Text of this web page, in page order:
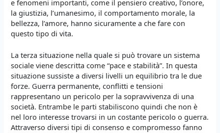
e fenomeni importanti, come il pensiero creativo, l’onore,
la giustizia, l’umanesimo, il comportamento morale, la
bellezza, l’amore, hanno sicuramente a che fare con
questo tipo di vita.
La terza situazione nella quale si può trovare un sistema
sociale viene descritta come “pace e stabilità”. In questa
situazione sussiste a diversi livelli un equilibrio tra le due
forze. Guerra permanente, conflitti e tensioni
rappresentano un pericolo per la sopravvivenza di una
società. Entrambe le parti stabiliscono quindi che non è
nel loro interesse trovarsi in un costante pericolo o guerra.
Attraverso diversi tipi di consenso e compromesso fanno